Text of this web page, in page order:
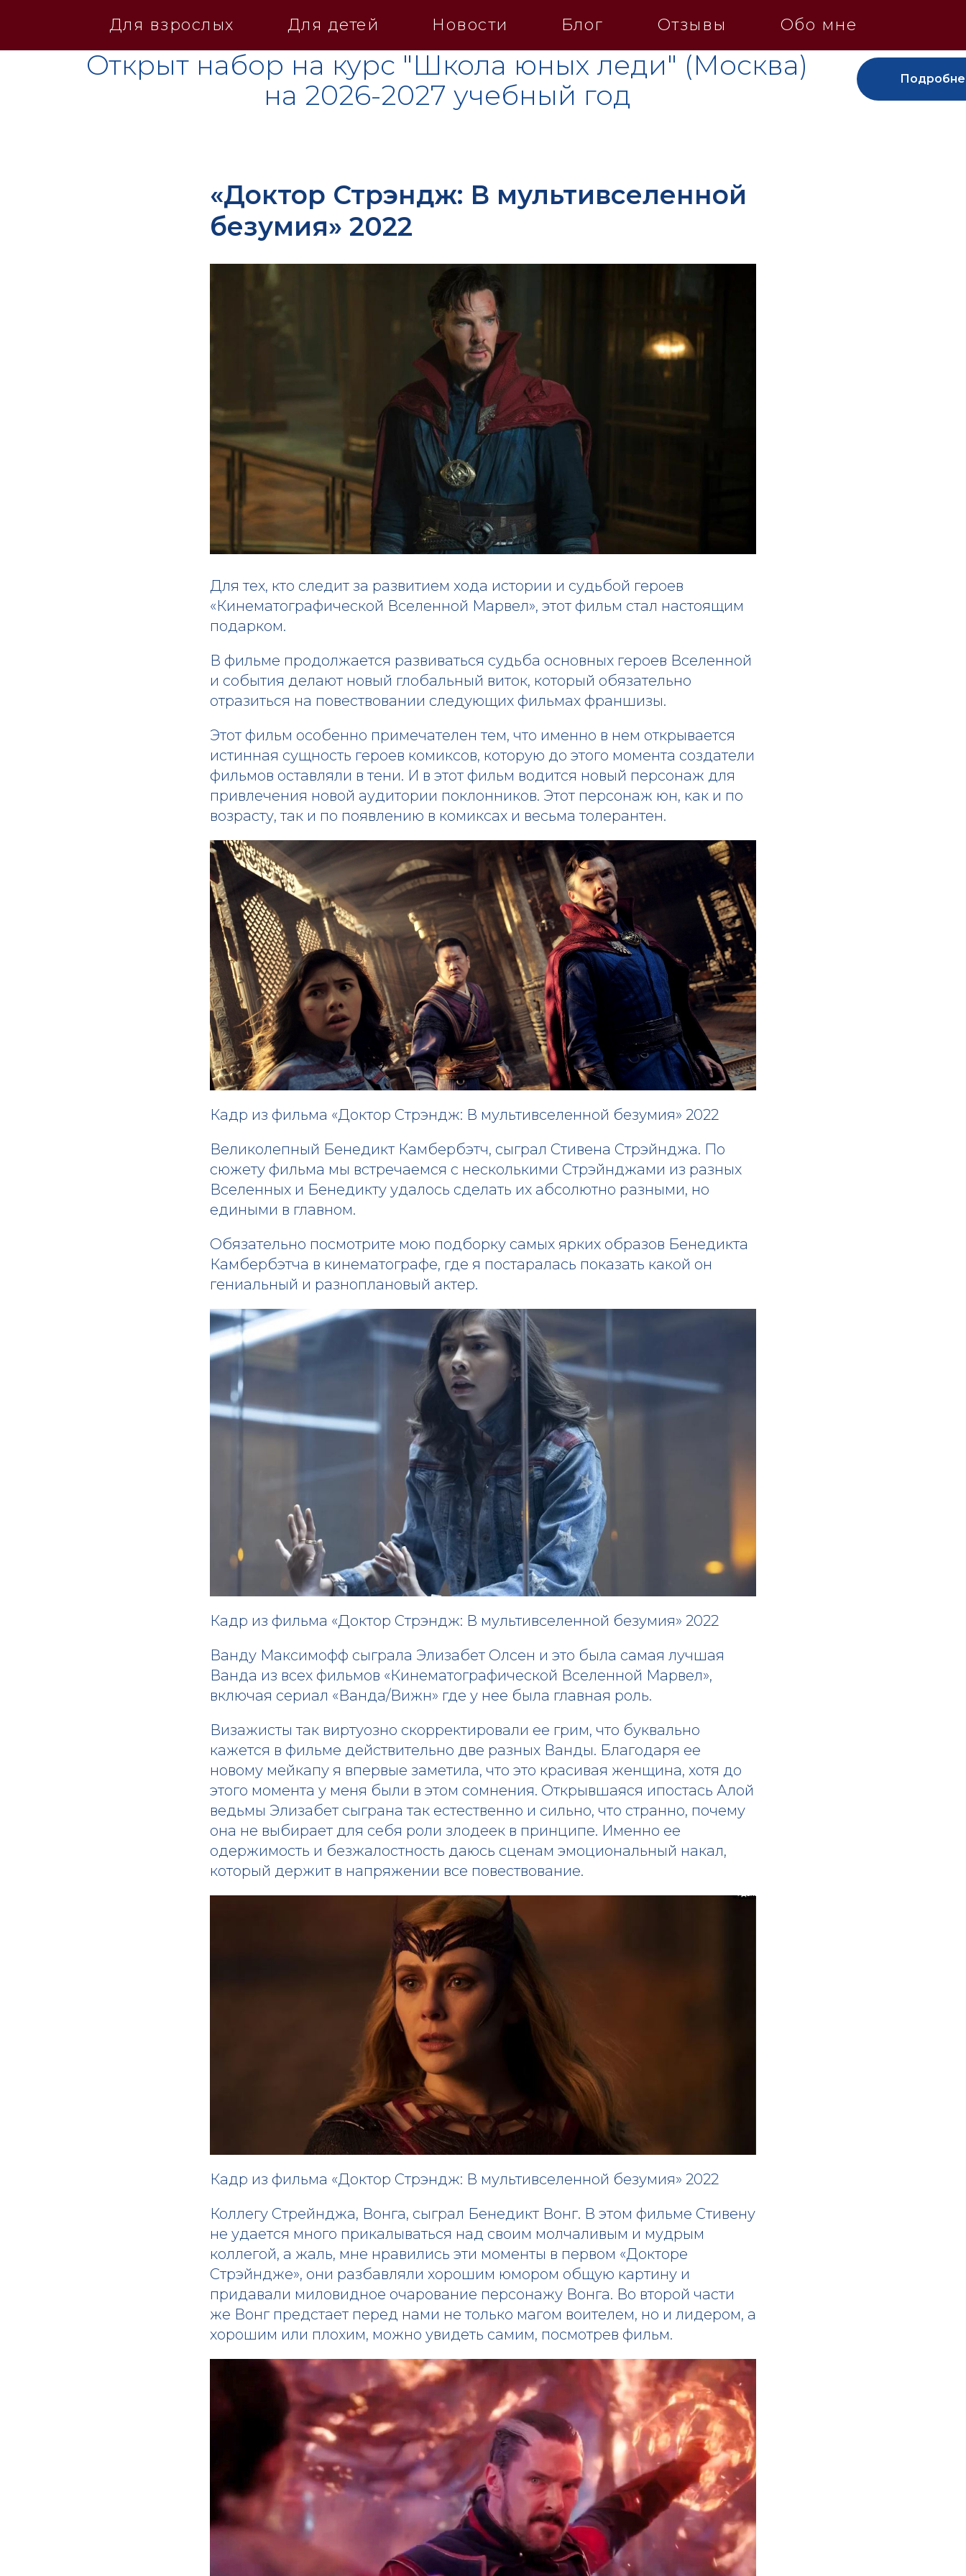
Для взрослых Для детей Новости Блог Отзывы Обо мне
Открыт набор на курс "Школа юных леди" (Москва)
на 2026-2027 учебный год
«Доктор Стрэндж: В мультивселенной
безумия» 2022
Для тех, кто следит за развитием хода истории и судьбой героев
«Кинематографической Вселенной Марвел», этот фильм стал настоящим
подарком.
В фильме продолжается развиваться судьба основных героев Вселенной
и события делают новый глобальный виток, который обязательно
отразиться на повествовании следующих фильмах франшизы.
Этот фильм особенно примечателен тем, что именно в нем открывается
истинная сущность героев комиксов, которую до этого момента создатели
фильмов оставляли в тени. И в этот фильм водится новый персонаж для
привлечения новой аудитории поклонников. Этот персонаж юн, как и по
возрасту, так и по появлению в комиксах и весьма толерантен.
Кадр из фильма «Доктор Стрэндж: В мультивселенной безумия» 2022
Великолепный Бенедикт Камбербэтч, сыграл Стивена Стрэйнджа. По
сюжету фильма мы встречаемся с несколькими Стрэйнджами из разных
Вселенных и Бенедикту удалось сделать их абсолютно разными, но
едиными в главном.
Обязательно посмотрите мою подборку самых ярких образов Бенедикта
Камбербэтча в кинематографе, где я постаралась показать какой он
гениальный и разноплановый актер.
Кадр из фильма «Доктор Стрэндж: В мультивселенной безумия» 2022
Ванду Максимофф сыграла Элизабет Олсен и это была самая лучшая
Ванда из всех фильмов «Кинематографической Вселенной Марвел»,
включая сериал «Ванда/Вижн» где у нее была главная роль.
Визажисты так виртуозно скорректировали ее грим, что буквально
кажется в фильме действительно две разных Ванды. Благодаря ее
новому мейкапу я впервые заметила, что это красивая женщина, хотя до
этого момента у меня были в этом сомнения. Открывшаяся ипостась Алой
ведьмы Элизабет сыграна так естественно и сильно, что странно, почему
она не выбирает для себя роли злодеек в принципе. Именно ее
одержимость и безжалостность даюсь сценам эмоциональный накал,
который держит в напряжении все повествование.
Кадр из фильма «Доктор Стрэндж: В мультивселенной безумия» 2022
Коллегу Стрейнджа, Вонга, сыграл Бенедикт Вонг. В этом фильме Стивену
не удается много прикалываться над своим молчаливым и мудрым
коллегой, а жаль, мне нравились эти моменты в первом «Докторе
Стрэйндже», они разбавляли хорошим юмором общую картину и
придавали миловидное очарование персонажу Вонга. Во второй части
же Вонг предстает перед нами не только магом воителем, но и лидером, а
хорошим или плохим, можно увидеть самим, посмотрев фильм.